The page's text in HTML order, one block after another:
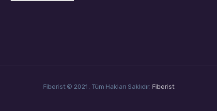
Fiberist © 2021 . Tüm Hakları Saklıdır. Fiberist